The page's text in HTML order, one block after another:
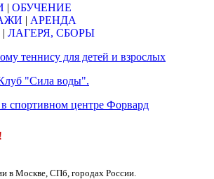
| ОБУЧЕНИЕ
| АРЕНДА
| ЛАГЕРЯ, СБОРЫ
теннису для детей и взрослых
"Сила воды".
спортивном центре Форвард
в Москве, СПб, городах России.